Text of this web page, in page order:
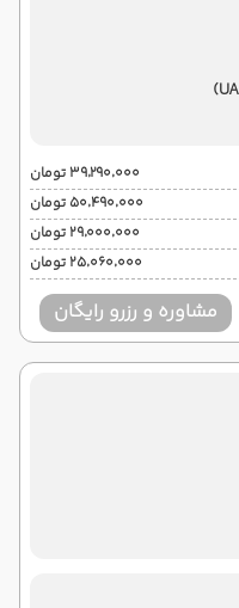
۳۹٬۲۹۰٬۰۰۰ تومان
۵۰٬۴۹۰٬۰۰۰ تومان
۲۹٬۰۰۰٬۰۰۰ تومان
۲۵٬۰۶۰٬۰۰۰ تومان
مشاوره و رزرو رایگان